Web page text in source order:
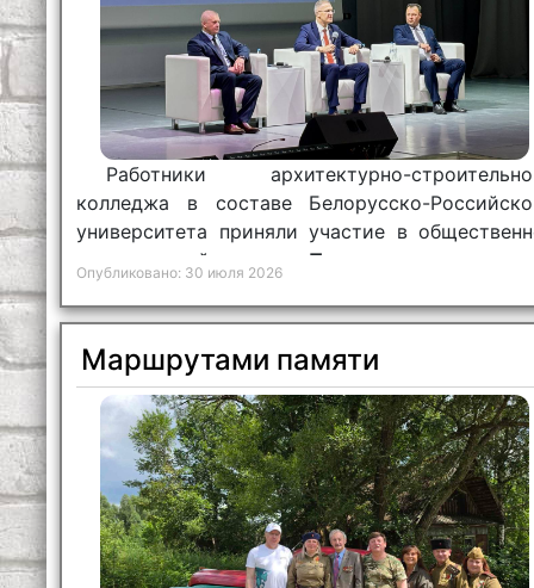
Работники архитектурно-
колледжа в составе Белорусско-
университета приняли участие в
политической встрече « Пульс страны
Опубликовано: 30 июля 2026
Маршрутами памяти